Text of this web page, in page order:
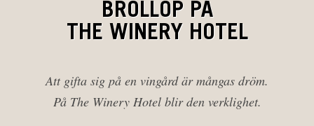
BRÖLLOP PÅ
THE WINERY HOTEL
Att gifta sig på en vingård är mångas dröm.
På The Winery Hotel blir den verklighet.